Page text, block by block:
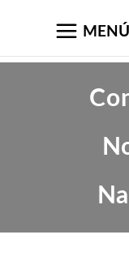
MENÚ